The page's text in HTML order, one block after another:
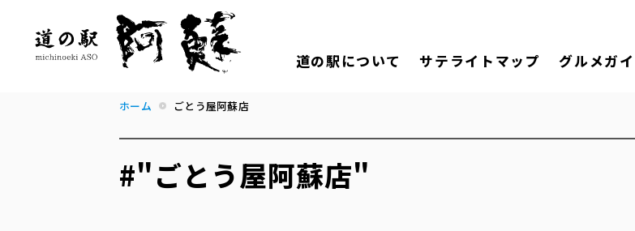
道の駅について サテライトマップ グルメガ
ホーム ごとう屋阿蘇店
#"ごとう屋阿蘇店"